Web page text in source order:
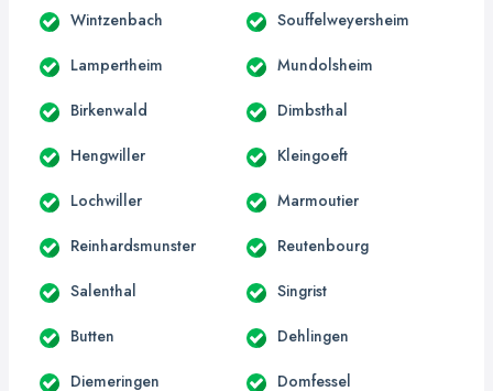
Wintzenbach Souffelweyersheim
Lampertheim Mundolsheim
Birkenwald Dimbsthal
Hengwiller Kleingoeft
Lochwiller Marmoutier
Reinhardsmunster Reutenbourg
Salenthal Singrist
Butten Dehlingen
Diemeringen Domfessel